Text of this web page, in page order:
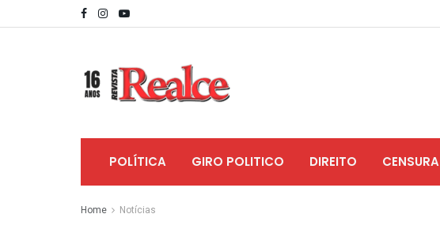
POLÍTICA GIRO POLITICO DIREITO CENSURA
Home Notícias